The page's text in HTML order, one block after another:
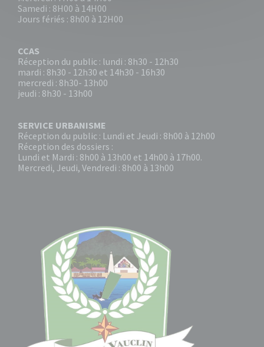
Samedi : 8H00 à 14H00
Jours fériés : 8h00 à 12H00
CCAS
Réception du public : lundi : 8h30 - 12h30
mardi : 8h30 - 12h30 et 14h30 - 16h30
mercredi : 8h30- 13h00
jeudi : 8h30 - 13h00
SERVICE URBANISME
Réception du public : Lundi et Jeudi : 8h00 à 12h00
Réception des dossiers :
Lundi et Mardi : 8h00 à 13h00 et 14h00 à 17h00.
Mercredi, Jeudi, Vendredi : 8h00 à 13h00